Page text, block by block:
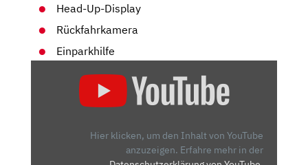
Head-Up-Display
Rückfahrkamera
Einparkhilfe
Hier klicken, um den Inhalt von YouTube
anzuzeigen. Erfahre mehr in der